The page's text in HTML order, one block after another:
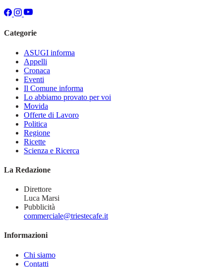
Categorie
ASUGI informa
Appelli
Cronaca
Eventi
Il Comune informa
Lo abbiamo provato per voi
Movida
Offerte di Lavoro
Politica
Regione
Ricette
Scienza e Ricerca
La Redazione
Direttore
Luca Marsi
Pubblicità
commerciale@triestecafe.it
Informazioni
Chi siamo
Contatti